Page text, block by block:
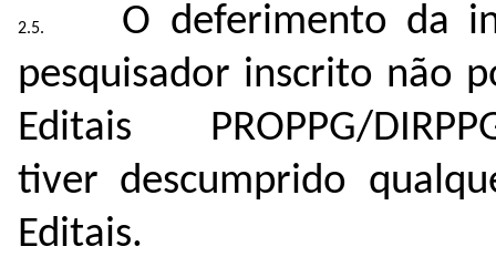
O deferimento da
pesquisador inscrito não
Editais PROPPG/
tiver descumprido
Editais.